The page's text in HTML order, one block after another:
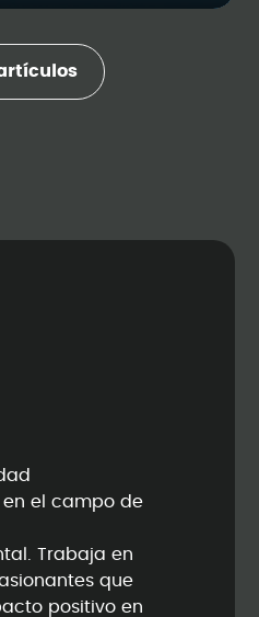
el campo de
Trabaja en
que
positivo en